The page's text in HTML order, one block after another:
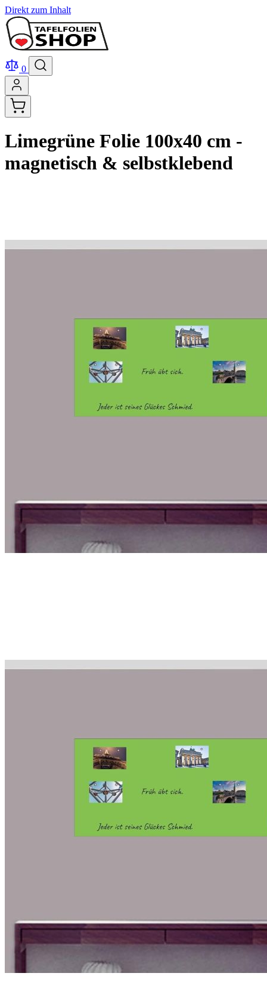
Direkt zum Inhalt
0
Limegrüne Folie 100x40 cm -
magnetisch & selbstklebend